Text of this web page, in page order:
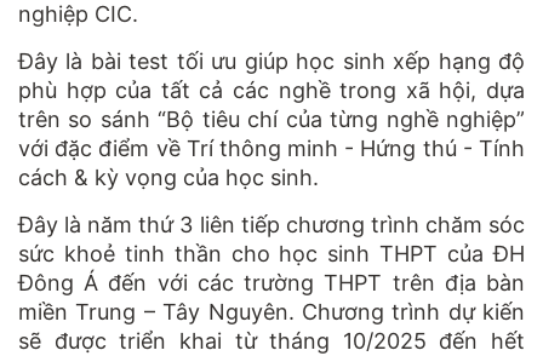
nghiệp CIC.
Đây là bài test tối ưu giúp học sinh xếp hạng độ
phù hợp của tất cả các nghề trong xã hội, dựa
trên so sánh “Bộ tiêu chí của từng nghề nghiệp”
với đặc điểm về Trí thông minh - Hứng thú - Tính
cách & kỳ vọng của học sinh.
Đây là năm thứ 3 liên tiếp chương trình chăm sóc
sức khoẻ tinh thần cho học sinh THPT của ĐH
Đông Á đến với các trường THPT trên địa bàn
miền Trung – Tây Nguyên. Chương trình dự kiến
sẽ được triển khai từ tháng 10/2025 đến hết